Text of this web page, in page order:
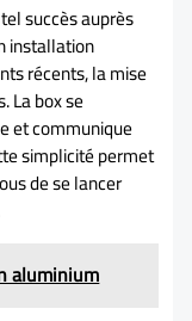
succès auprès
installation
récents, la mise
La box se
et communique
simplicité permet
de se lancer
aluminium